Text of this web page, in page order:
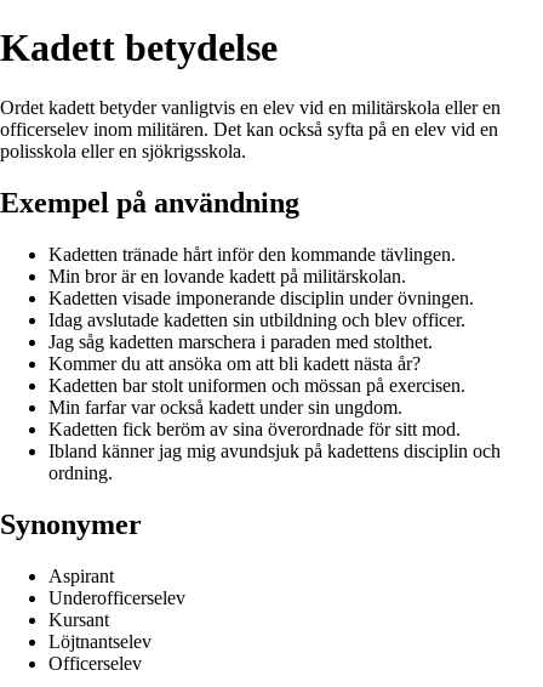
Kadett betydelse
Ordet kadett betyder vanligtvis en elev vid en militärskola eller en
officerselev inom militären. Det kan också syfta på en elev vid en
polisskola eller en sjökrigsskola.
Exempel på användning
Kadetten tränade hårt inför den kommande tävlingen.
Min bror är en lovande kadett på militärskolan.
Kadetten visade imponerande disciplin under övningen.
Idag avslutade kadetten sin utbildning och blev officer.
Jag såg kadetten marschera i paraden med stolthet.
Kommer du att ansöka om att bli kadett nästa år?
Kadetten bar stolt uniformen och mössan på exercisen.
Min farfar var också kadett under sin ungdom.
Kadetten fick beröm av sina överordnade för sitt mod.
Ibland känner jag mig avundsjuk på kadettens disciplin och
ordning.
Synonymer
Aspirant
Underofficerselev
Kursant
Löjtnantselev
Officerselev